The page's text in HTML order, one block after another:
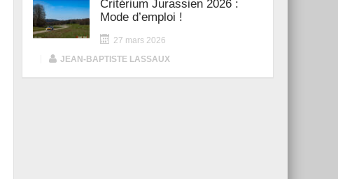
Critérium Jurassien 2026 :
Mode d’emploi !
27 mars 2026
JEAN-BAPTISTE LASSAUX